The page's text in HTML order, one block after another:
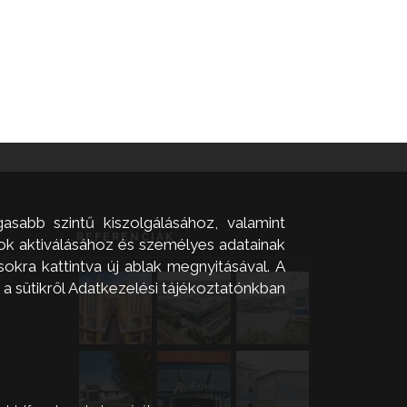
REFERENCIÁK
szintű kiszolgálásához, valamint
aktiválásához és személyes adatainak
kattintva új ablak megnyitásával. A
sütikről Adatkezelési tájékoztatónkban